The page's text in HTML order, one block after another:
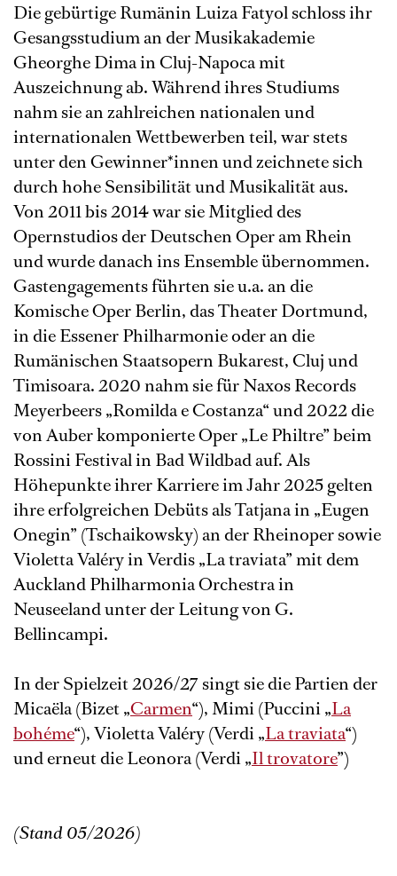
Die gebürtige Rumänin Luiza Fatyol schloss ihr
Gesangsstudium an der Musikakademie
Gheorghe Dima in Cluj-Napoca mit
Auszeichnung ab. Während ihres Studiums
nahm sie an zahlreichen nationalen und
internationalen Wettbewerben teil, war stets
unter den Gewinner*innen und zeichnete sich
durch hohe Sensibilität und Musikalität aus.
Von 2011 bis 2014 war sie Mitglied des
Opernstudios der Deutschen Oper am Rhein
und wurde danach ins Ensemble übernommen.
Gastengagements führten sie u.a. an die
Komische Oper Berlin, das Theater Dortmund,
in die Essener Philharmonie oder an die
Rumänischen Staatsopern Bukarest, Cluj und
Timisoara. 2020 nahm sie für Naxos Records
Meyerbeers „Romilda e Costanza“ und 2022 die
von Auber komponierte Oper „Le Philtre” beim
Rossini Festival in Bad Wildbad auf. Als
Höhepunkte ihrer Karriere im Jahr 2025 gelten
ihre erfolgreichen Debüts als Tatjana in „Eugen
Onegin” (Tschaikowsky) an der Rheinoper sowie
Violetta Valéry in Verdis „La traviata” mit dem
Auckland Philharmonia Orchestra in
Neuseeland unter der Leitung von G.
Bellincampi.
In der Spielzeit 2026/27 singt sie die Partien der
Micaëla (Bizet „Carmen“), Mimi (Puccini „La
bohéme“), Violetta Valéry (Verdi „La traviata“)
und erneut die Leonora (Verdi „Il trovatore”)
(Stand 05/2026)